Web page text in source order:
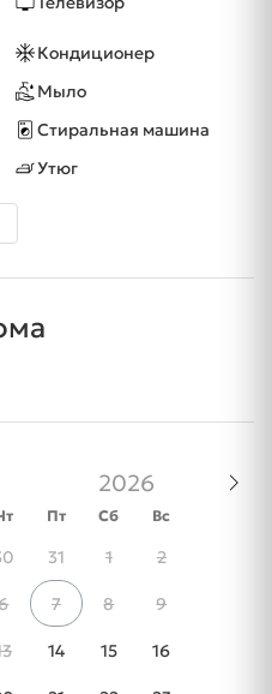
Кондиционер
Мыло
Стиральная машина
Утюг
Пт Сб Вс
31 1 2
7 8 9
14 15 16